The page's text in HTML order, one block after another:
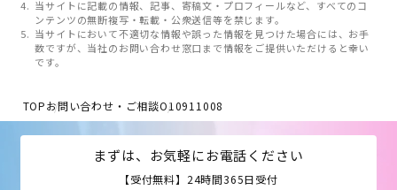
当サイトに記載の情報、記事、寄稿文・プロフィールなど、すべてのコ
ンテンツの無断複写・転載・公衆送信等を禁じます。
当サイトにおいて不適切な情報や誤った情報を見つけた場合には、お手
数ですが、当社のお問い合わせ窓口まで情報をご提供いただけると幸い
です。
TOPお問い合わせ・ご相談O10911008
まずは、お気軽にお電話ください
【受付無料】24時間365日受付